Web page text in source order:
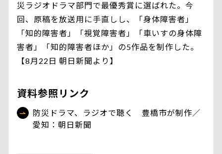
災ラジオドラマ部門で最優秀賞に選ばれた。今
回、原稿を放送用に手直しし、「身体障害者」
「知的障害者」「視覚障害者」「車いすの身体障
害者」「知的障害者ほか」の5作品を制作した。
【8月22日 朝日新聞より】
資料参照リンク
防災ドラマ、ラジオで聴く 豊橋市が制作／
愛知：朝日新聞